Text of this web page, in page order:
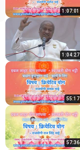
1:07:01
1:04:27
55:17
57:36